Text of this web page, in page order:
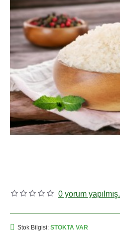
0 yorum yapılmış.
Stok Bilgisi: STOKTA VAR